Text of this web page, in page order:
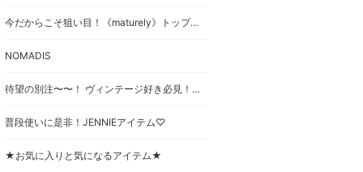
今だからこそ狙い目！《maturely》トップス♡
NOMADIS
待望の別注〜〜！ ヴィンテージ好き必見！《GREGORY》×【BEAMS BOY】をご紹介♡
普段使いに是非！JENNIEアイテム♡
★お気に入りと気になるアイテム★